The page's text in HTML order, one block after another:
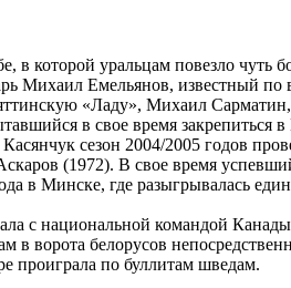
которой уральцам повезло чуть
Михаил Емельянов, известный
«Ладу», Михаил
в свое время
сезон 2004/2005 годов
(1972). В свое время
в Минске, где разыгрывалась
с национальной командой
в ворота белорусов
проиграла по буллитам шведам.